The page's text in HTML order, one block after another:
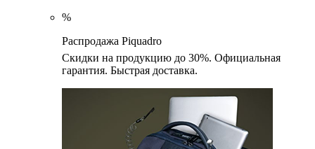
%
Распродажа Piquadro
Скидки на продукцию до 30%. Официальная
гарантия. Быстрая доставка.